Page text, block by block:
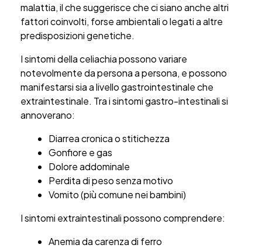
malattia, il che suggerisce che ci siano anche altri
fattori coinvolti, forse ambientali o legati a altre
predisposizioni genetiche.
I sintomi della celiachia possono variare
notevolmente da persona a persona, e possono
manifestarsi sia a livello gastrointestinale che
extraintestinale. Tra i sintomi gastro-intestinali si
annoverano:
Diarrea cronica o stitichezza
Gonfiore e gas
Dolore addominale
Perdita di peso senza motivo
Vomito (più comune nei bambini)
I sintomi extraintestinali possono comprendere:
Anemia da carenza di ferro